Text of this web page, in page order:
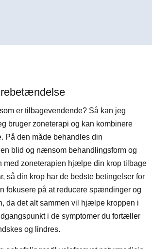
er tilbagevendende? Så kan jeg
bruger zoneterapi og kan kombinere
På den måde behandles din
blid og nænsom behandlingsform og
med zoneterapien hjælpe din krop tilbage
så din krop har de bedste betingelser for
fokusere på at reducere spændinger og
da det alt sammen vil hjælpe kroppen i
i de symptomer du fortæller
og lindres.